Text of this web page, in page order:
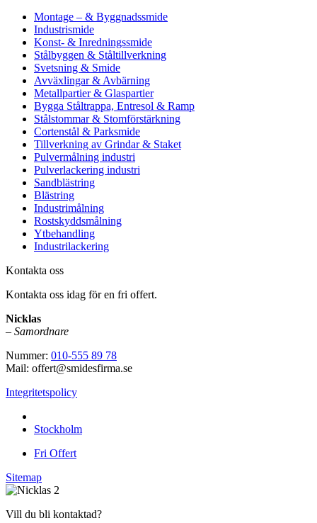
Montage – & Byggnadssmide
Industrismide
Konst- & Inredningssmide
Stålbyggen & Ståltillverkning
Svetsning & Smide
Avväxlingar & Avbärning
Metallpartier & Glaspartier
Bygga Ståltrappa, Entresol & Ramp
Stålstommar & Stomförstärkning
Cortenstål & Parksmide
Tillverkning av Grindar & Staket
Pulvermålning industri
Pulverlackering industri
Sandblästring
Blästring
Industrimålning
Rostskyddsmålning
Ytbehandling
Industrilackering
Kontakta oss
Kontakta oss idag för en fri offert.
Nicklas
– Samordnare
Nummer: 010-555 89 78
Mail: offert@smidesfirma.se
Integritetspolicy
Stockholm
Fri Offert
Sitemap
Vill du bli kontaktad?